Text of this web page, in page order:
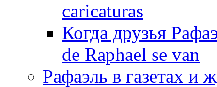
caricaturas
Когда друзья
de Raphael se van
Рафаэль в газетах и